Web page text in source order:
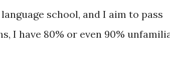
实没...
school, and I aim to pass
I have 80% or even 90%